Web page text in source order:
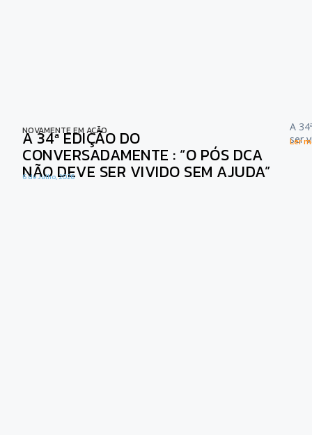
NOVAMENTE EM AÇÃO
A 34ª EDIÇÃO DO
CONVERSADAMENTE : “O PÓS DCA
NÃO DEVE SER VIVIDO SEM AJUDA”
6 de Julho, 2026
A
ser
Ler